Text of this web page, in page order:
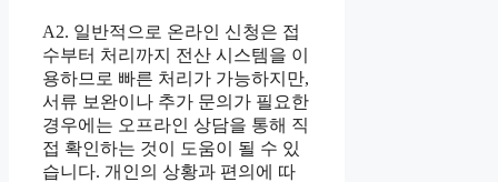
A2. 일반적으로 온라인 신청은 접
수부터 처리까지 전산 시스템을 이
용하므로 빠른 처리가 가능하지만,
서류 보완이나 추가 문의가 필요한
경우에는 오프라인 상담을 통해 직
접 확인하는 것이 도움이 될 수 있
습니다. 개인의 상황과 편의에 따